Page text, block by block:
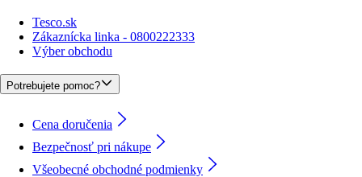
Tesco.sk
Zákaznícka linka - 0800222333
Výber obchodu
Potrebujete pomoc?
Cena doručenia
Bezpečnosť pri nákupe
Všeobecné obchodné podmienky